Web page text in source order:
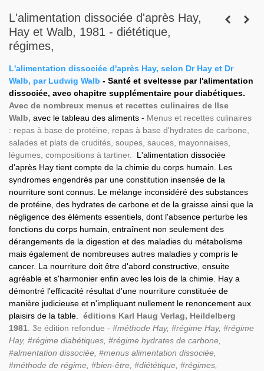
L'alimentation dissociée d'après Hay,
Hay et Walb, 1981 - diététique,
régimes,
L'alimentation dissociée d'après Hay, selon Dr Hay et Dr
Walb, par Ludwig Walb - Santé et sveltesse par l'alimentation
dissociée, avec chapitre supplémentaire pour diabétiques.
Avec de nombreux menus et recettes culinaires de Ilse
Walb, avec le tableau des aliments - Menus et recettes culinaires
: repas à base de protéine, repas à base d'hydrates de carbone,
salades et plats de crudités, soupes, sauces, mayonnaises,
légumes, compositions à tartiner. L'alimentation dissociée
d'après Hay tient compte de la chimie du corps humain. Les
syndromes engendrés par une constitution insensée de la
nourriture sont connus. Le mélange inconsidéré des substances
de protéine, des hydrates de carbone et de la graisse ainsi que la
négligence des éléments essentiels, dont l'absence perturbe les
fonctions du corps humain, entraînent non seulement des
dérangements de la digestion et des maladies du métabolisme
mais également de nombreuses autres maladies y compris le
cancer. La nourriture doit être d'abord constructive, ensuite
agréable et s'harmonier enfin avec les lois de la chimie. Hay a
démontré l'efficacité résultat d'une nourriture constituée de
manière judicieuse et n'impliquant nullement le renoncement aux
plaisirs de la table. éditions Karl Haug Verlag, Heildelberg
1981 . 3e édition refondue - #méthode Hay, #régime Hay, #régime
Hay, #régime diabétiques, #régime hydrates de carbone,
#almentation dissociée, #menus alimentation dissociée,
#méthode de régime, #bien-être, #diététique, #régimes,